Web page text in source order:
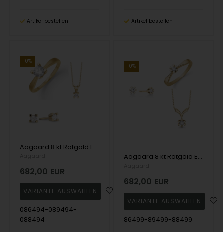
Artikel bestellen Artikel bestellen
10%
Aagaard 8 kt Rotgold Eternity 4-Greifer-Schmuckset
682,00 EUR
086494-089494-
088494
10%
Aagaard 8 kt Rotgold Eternity 6 Greifer Schmuckset
682,00 EUR
86499-89499-88499